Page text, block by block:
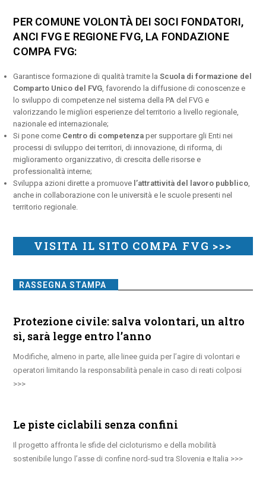
PER COMUNE VOLONTÀ DEI SOCI FONDATORI,
ANCI FVG E REGIONE FVG, LA FONDAZIONE
COMPA FVG:
Garantisce formazione di qualità tramite laScuola di formazione del
Comparto Unico del FVG , favorendo la diffusione di conoscenze e
lo sviluppo di competenze nel sistema della PA del FVG e
valorizzando le migliori esperienze del territorio a livello regionale,
nazionale ed internazionale;
Si pone come Centro di competenza per supportare gli Enti nei
processi di sviluppo dei territori, di innovazione, di riforma, di
miglioramento organizzativo, di crescita delle risorse e
professionalità interne;
Sviluppa azioni dirette a promuove l’attrattività del lavoro pubblico
anche in collaborazione con le università e le scuole presenti nel
territorio regionale.
VISITA IL SITO COMPA FVG >>>
RASSEGNA STAMPA
Protezione civile: salva volontari, un altro
sì, sarà legge entro l’anno
Modifiche, almeno in parte, alle linee guida per l’agire di volontari e
operatori limitando la responsabilità penale in caso di reati colposi
Le piste ciclabili senza confini
Il progetto affronta le sfide del cicloturismo e della mobilità
sostenibile lungo l’asse di confine nord-sud tra Slovenia e Italia